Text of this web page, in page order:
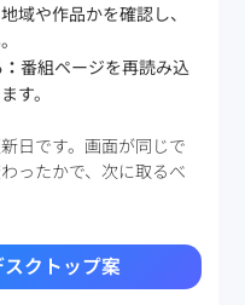
域や作品かを確認し、
：番組ページを再読み込
す。
日です。画面が同じで
ったかで、次に取るべ
クトップ案